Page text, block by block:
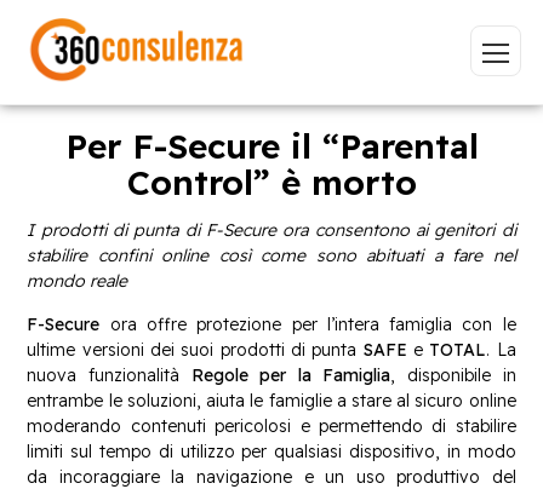
Vai
NIS2 Bandi ISO 27001
Sviluppo software BeeProd
Inizia a digitare per visualizzare le pagine consigliate.
Per F-Secure il “Parental
Control” è morto
I prodotti di punta di F-Secure ora consentono ai genitori di
stabilire confini online così come sono abituati a fare nel
mondo reale
F-Secure ora offre protezione per l’intera famiglia con le
ultime versioni dei suoi prodotti di punta SAFE eTOTAL. La
nuova funzionalità Regole per la Famiglia , disponibile in
entrambe le soluzioni, aiuta le famiglie a stare al sicuro online
moderando contenuti pericolosi e permettendo di stabilire
limiti sul tempo di utilizzo per qualsiasi dispositivo, in modo
da incoraggiare la navigazione e un uso produttivo del